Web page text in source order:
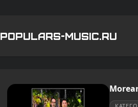
POPULARS-MUSIC.RU